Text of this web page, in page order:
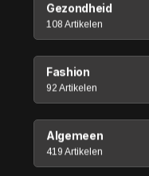
Gezondheid
108 Artikelen
Fashion
92 Artikelen
Algemeen
419 Artikelen